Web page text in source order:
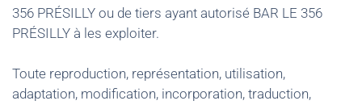
356 PRÉSILLY ou de tiers ayant autorisé BAR LE 356
PRÉSILLY à les exploiter.
Toute reproduction, représentation, utilisation,
adaptation, modification, incorporation, traduction,